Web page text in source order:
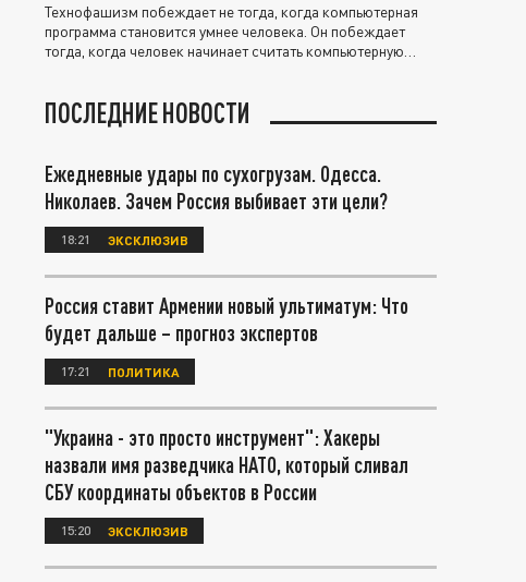
Технофашизм побеждает не тогда, когда компьютерная
программа становится умнее человека. Он побеждает
тогда, когда человек начинает считать компьютерную
ПОСЛЕДНИЕ НОВОСТИ
Ежедневные удары по сухогрузам. Одесса.
Николаев. Зачем Россия выбивает эти цели?
18:21 ЭКСКЛЮЗИВ
Россия ставит Армении новый ультиматум: Что
будет дальше – прогноз экспертов
17:21 ПОЛИТИКА
"Украина - это просто инструмент": Хакеры
назвали имя разведчика НАТО, который сливал
СБУ координаты объектов в России
15:20 ЭКСКЛЮЗИВ